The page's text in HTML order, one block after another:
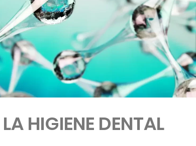
HIGIENE DENTAL